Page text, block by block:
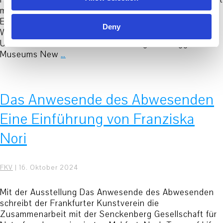
Deny
mit Fotografie und Film und erforscht den Einfluss von
Erfahrungen, Erinnerungen, Filmen und Träumen auf die
Wahrnehmung von Architektur und der städtischen
Umwelt. 2015 entstand auf Einladung des Guggenheim
Museums New …
Das Anwesende des Abwesenden
Eine Einführung von Franziska
Nori
FKV | 16. Oktober 2024
Mit der Ausstellung Das Anwesende des Abwesenden
schreibt der Frankfurter Kunstverein die
Zusammenarbeit mit der Senckenberg Gesellschaft für